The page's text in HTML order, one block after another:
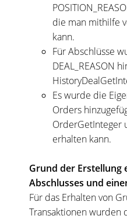
die man mithilfe
kann.
Für Abschlüsse
DEAL_REASON
Es wurde die
Orders
OrderGetInteger
erhalten kann.
Grund der Erstellung
Abschlusses und
Für das Erhalten von
Transaktionen wurden